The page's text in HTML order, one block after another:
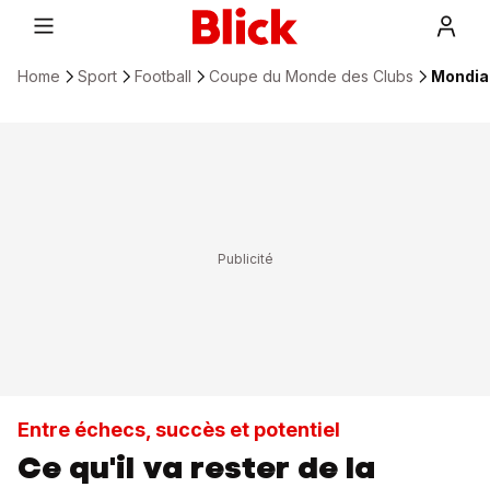
Home Sport Football Coupe du Monde des Clubs
Entre échecs, succès et potentiel
Ce qu'il va rester de la